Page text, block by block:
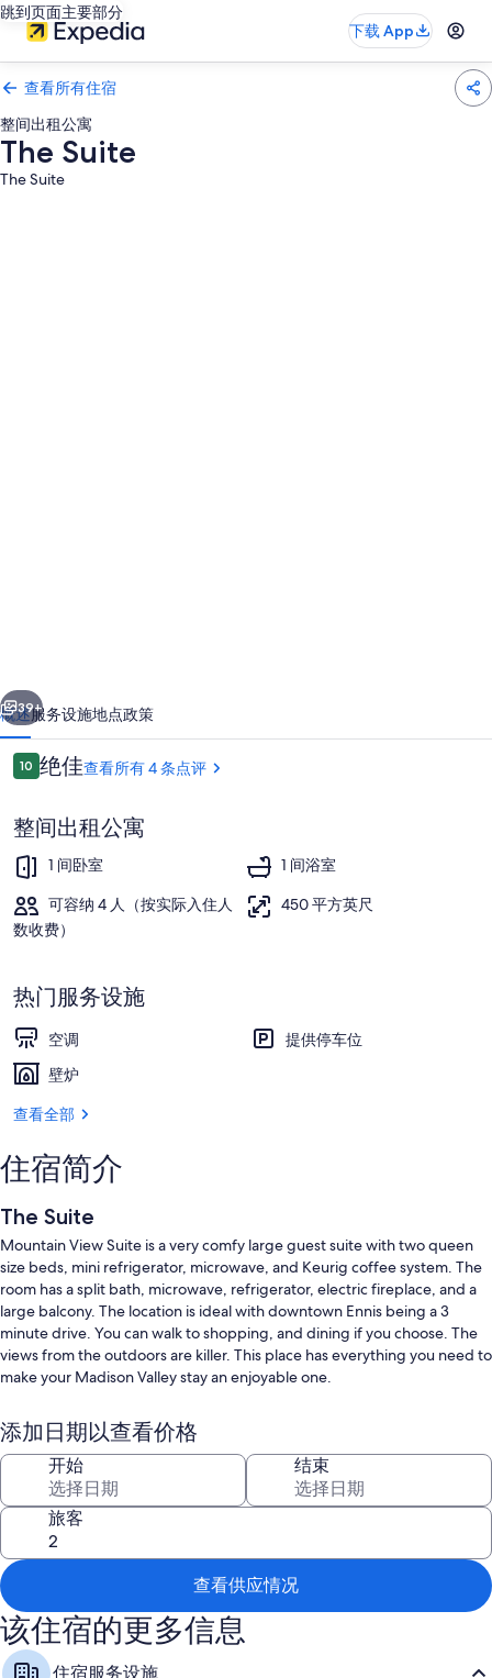
跳到页面主要部分
下载 App
查看所有住宿
整间出租公寓
The Suite
The Suite
个 下一个
39+
概述服务设施地点政策
点
评
1010/10绝佳查看所有 4 条点评
整间出租公寓
1 间卧室
1 间浴室
可容纳 4 人（按实际入住人
数收费）
450 平方英尺
热门服务设施
空调
提供停车位
壁炉
查看全部
住宿简介
The Suite
Mountain View Suite is a very comfy large guest suite with two queen
size beds, mini refrigerator, microwave, and Keurig coffee system. The
room has a split bath, microwave, refrigerator, electric fireplace, and a
large balcony. The location is ideal with downtown Ennis being a 3
minute drive. You can walk to shopping, and dining if you choose. The
views from the outdoors are killer. This place has everything you need to
make your Madison Valley stay an enjoyable one.
Mountain View Suites is part of a larger building with multiple rental
units in it. We are located within the city limits of Ennis, Montana. Your
unit is a completely private unit with its own entrance and private bath
and balcony. You will have access to paved streets, sidewalks and a
neighborhood with other private homes. We are right on MT Hwy 287,
but your unit is on the backside. So, you have a bit more privacy than a
unit on the front. Mountain View Suites has a large area for parking and
several nice green spaces for you to sit and just enjoy the Montana
views.
添加日期以查看价格
开始 结束
旅客
查看供应情况
该住宿的更多信息
住宿服务设施